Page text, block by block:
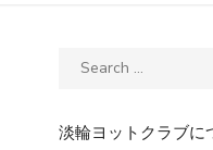
Search
淡輪ヨットクラブに